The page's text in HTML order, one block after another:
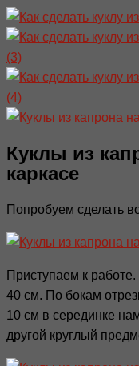
Куклы из
каркасе
Попробуем сделать
Приступаем к
40 см. По бокам
10 см в серединке
другой круглый